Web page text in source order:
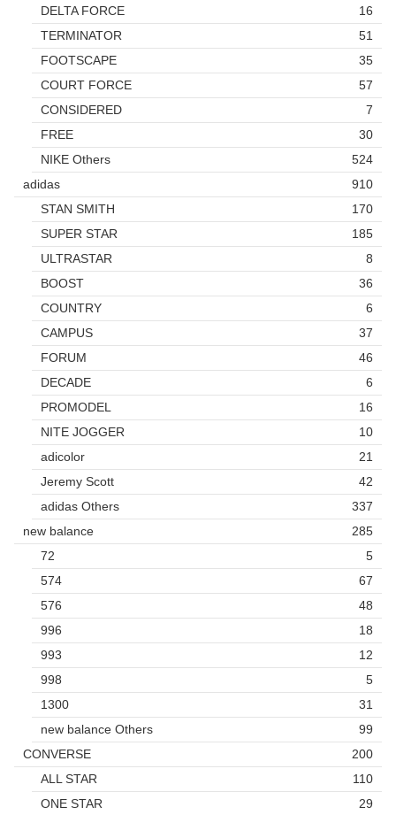
DELTA FORCE
16
TERMINATOR
51
FOOTSCAPE
35
COURT FORCE
57
CONSIDERED
7
FREE
30
NIKE Others
524
adidas
910
STAN SMITH
170
SUPER STAR
185
ULTRASTAR
8
BOOST
36
COUNTRY
6
CAMPUS
37
FORUM
46
DECADE
6
PROMODEL
16
NITE JOGGER
10
adicolor
21
Jeremy Scott
42
adidas Others
337
new balance
285
72
5
574
67
576
48
996
18
993
12
998
5
1300
31
new balance Others
99
CONVERSE
200
ALL STAR
110
ONE STAR
29